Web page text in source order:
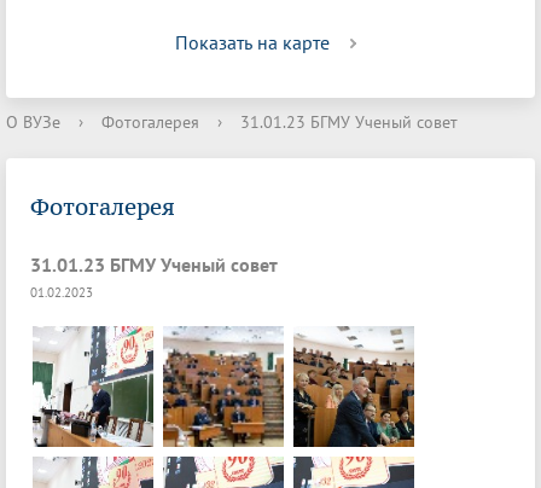
Показать на карте
О ВУЗе › Фотогалерея › 31.01.23 БГМУ Ученый совет
Фотогалерея
31.01.23 БГМУ Ученый совет
01.02.2023